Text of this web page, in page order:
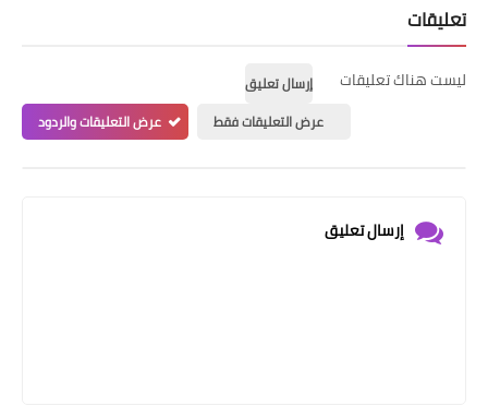
تعليقات
ليست هناك تعليقات
إرسال تعليق
عرض التعليقات فقط
عرض التعليقات والردود
إرسال تعليق